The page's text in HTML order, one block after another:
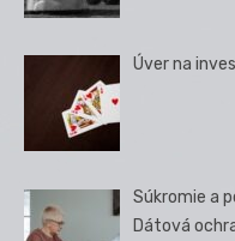
Úver na
Súkromie a
Dátová